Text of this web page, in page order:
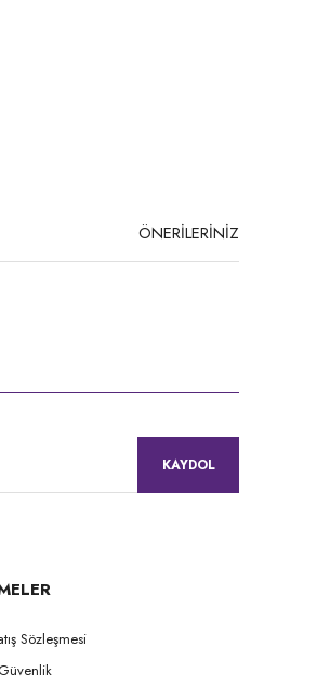
ÖNERİLERİNİZ
KAYDOL
Sözleşmesi